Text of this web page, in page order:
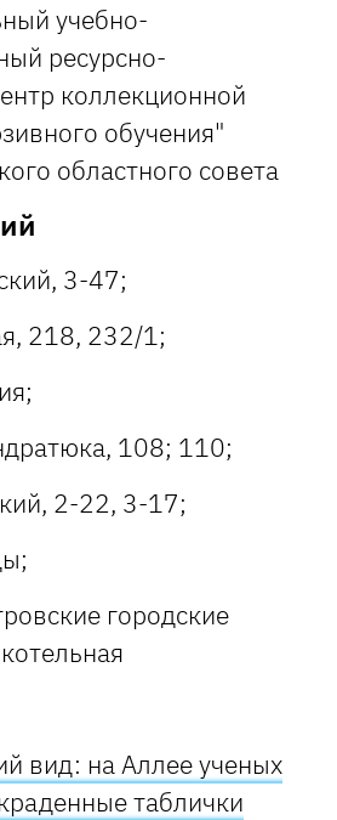
учебно-
ресурсно-
коллекционной
обучения"
областного совета
3-47;
218, 232/1;
108; 110;
2-22, 3-17;
городские
вид: на Аллее ученых
таблички